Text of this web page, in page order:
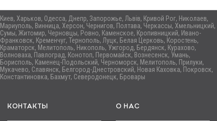
Киев, Харьков, Одесса, Днепр, Запорожье, Львів, Кривой Рог, Николаев,
Мариуполь, Винница, Херсон, Чернигов, Полтава, Черкассы, Хмельницкий,
Сумы, Житомир, Черновцы, Ровно, Каменское, Кропивницкий, Ивано-
Франковск, Кременчуг, Тернополь, Луцк, Белая Церковь, Коростень,
Краматорск, Мелитополь, Никополь, Ужгород, Бердянск, Курахово,
Волноваха, Павлоград, Конотоп, Первомайск, Вознесенск, Умань,
Борисполь, Каменец-Подольский, Черноморск, Мелитополь, Прилуки,
Мукачево, Славянск, Белгород-Днестровский, Новая Каховка, Покровск,
Константиновка, Бахмут, Северодонецк, Бровары
КОНТАКТЫ О НАС